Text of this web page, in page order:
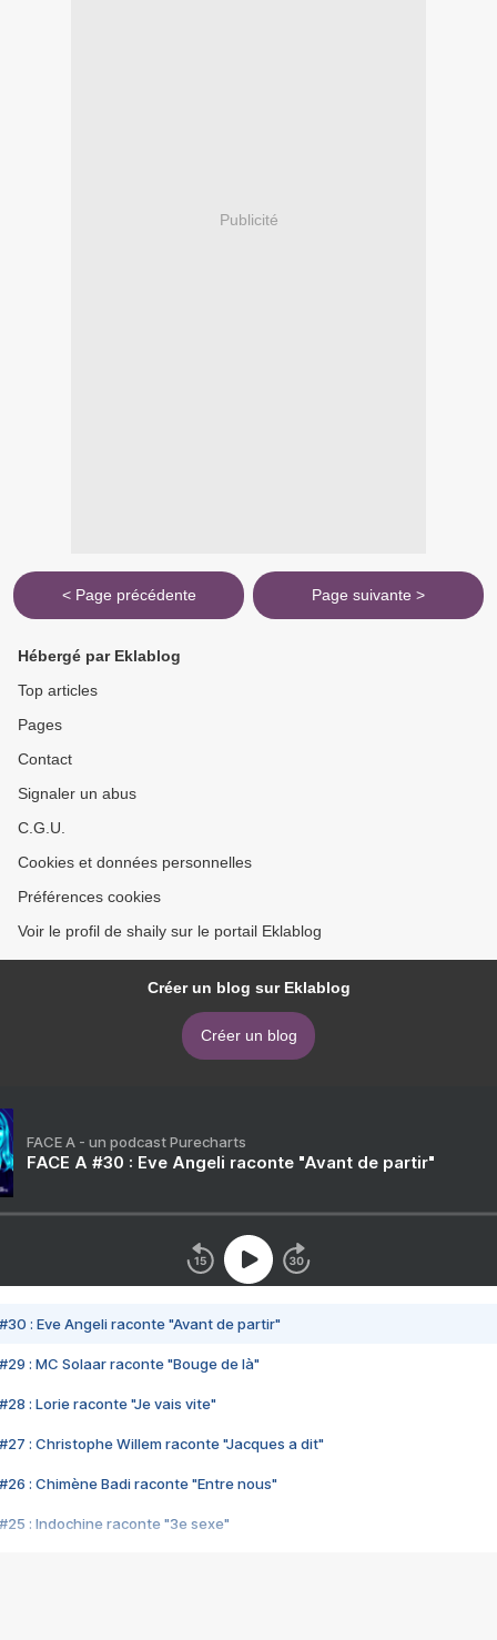
Publicité
< Page précédente Page suivante >
Hébergé par Eklablog
Top articles
Pages
Contact
Signaler un abus
C.G.U.
Cookies et données personnelles
Préférences cookies
Voir le profil de shaily sur le portail Eklablog
Créer un blog sur Eklablog
Créer un blog
FACE A - un podcast Purecharts
FACE A #30 : Eve Angeli raconte "Avant de partir"
#30 : Eve Angeli raconte "Avant de partir"
#29 : MC Solaar raconte "Bouge de là"
#28 : Lorie raconte "Je vais vite"
#27 : Christophe Willem raconte "Jacques a dit"
#26 : Chimène Badi raconte "Entre nous"
#25 : Indochine raconte "3e sexe"